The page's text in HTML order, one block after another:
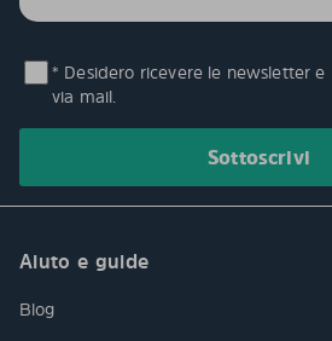
* Desidero ricevere le newsletter
via mail.
Aiuto e guide
Blog